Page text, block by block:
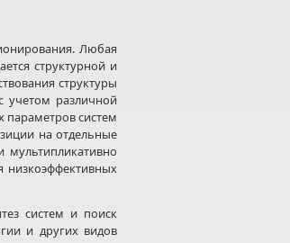
Любая
структурной и
структуры
учетом различной
параметров систем
на отдельные
мультипликативно
низкоэффективных
систем и поиск
и других видов